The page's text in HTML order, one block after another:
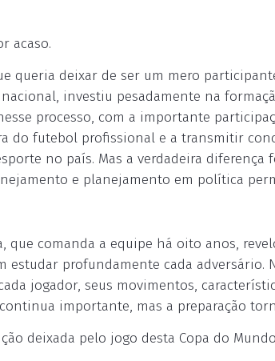
acaso.
queria deixar de ser um mero
investiu pesadamente na
processo, com a importante
do futebol profissional e a transmitir
no país. Mas a verdadeira diferença
e planejamento em política
que comanda a equipe há oito anos,
estudar profundamente cada adversário.
jogador, seus movimentos,
importante, mas a preparação
deixada pelo jogo desta Copa do